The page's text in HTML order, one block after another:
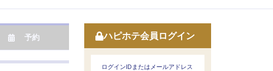
予約 ハピホテ会員ログイン
ログインIDまたはメールアドレス